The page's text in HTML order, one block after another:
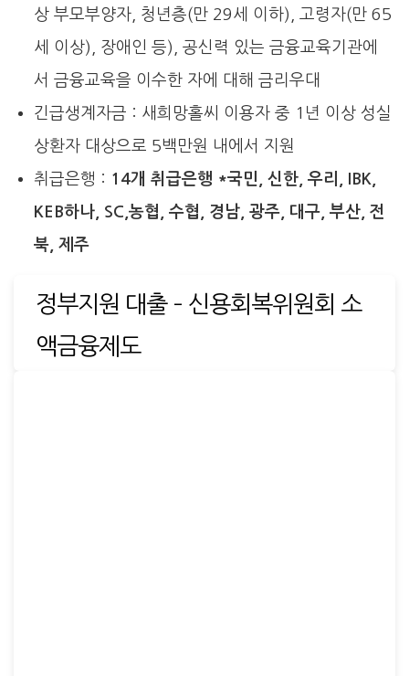
상 부모부양자, 청년층(만 29세 이하), 고령자(만 65
세 이상), 장애인 등), 공신력 있는 금융교육기관에
서 금융교육을 이수한 자에 대해 금리우대
긴급생계자금 : 새희망홀씨 이용자 중 1년 이상 성실
상환자 대상으로 5백만원 내에서 지원
취급은행 : 14개 취급은행 *국민, 신한, 우리, IBK,
KEB하나, SC,농협, 수협, 경남, 광주, 대구, 부산, 전
북, 제주
정부지원 대출 – 신용회복위원회 소
액금융제도